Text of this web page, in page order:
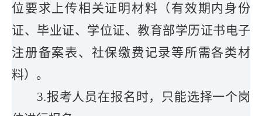
位要求上传相关证明材料（有效期内身份
证、毕业证、学位证、教育部学历证书电子
注册备案表、社保缴费记录等所需各类材
料）。
3.报考人员在报名时，只能选择一个岗